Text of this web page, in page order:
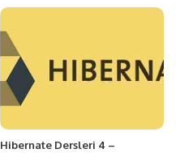
Hibernate Dersleri 4 –